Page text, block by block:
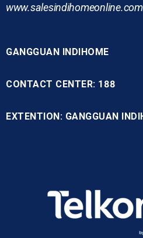
www.salesindihomeonline.com
GANGGUAN INDIHOME
CONTACT CENTER: 188
EXTENTION: GANGGUAN